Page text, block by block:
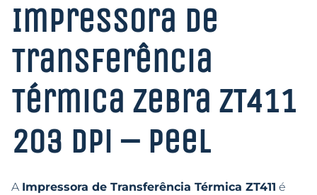
Impressora de
Transferência
Térmica Zebra ZT411
203 dpi – Peel
A Impressora de Transferência Térmica ZT411 é